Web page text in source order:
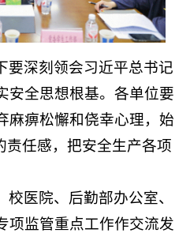
要深刻领会习近平总书记
安全思想根基。各单位要
麻痹松懈和侥幸心理，始
责任感，把安全生产各项
医院、后勤部办公室、
项监管重点工作作交流发